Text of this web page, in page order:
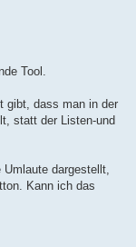
Tool.
gibt, dass man in der
statt der Listen-und
Umlaute dargestellt,
Kann ich das